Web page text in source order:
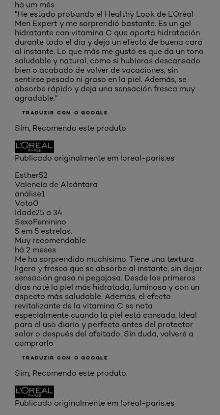
há um mês
"He estado probando el Healthy Look de L'Oréal
Men Expert y me sorprendió bastante. Es un gel
hidratante con vitamina C que aporta hidratación
durante todo el día y deja un efecto de buena cara
al instante. Lo que más me gustó es que da un tono
saludable y natural, como si hubieras descansado
bien o acabado de volver de vacaciones, sin
sentirse pesado ni graso en la piel. Además, se
absorbe rápido y deja una sensación fresca muy
agradable."
TRADUZIR COM O GOOGLE
Sim, Recomendo este produto.
Publicado originalmente em loreal-paris.es
Esther52
Valencia de Alcántara
análise1
Voto0
Idade25 a 34
SexoFeminino
5 em 5 estrelas.
Muy recomendable
há 2 meses
Me ha sorprendido muchísimo. Tiene una textura
ligera y fresca que se absorbe al instante, sin dejar
sensación grasa ni pegajosa. Desde los primeros
días noté la piel más hidratada, luminosa y con un
aspecto más saludable. Además, el efecto
revitalizante de la vitamina C se nota
especialmente cuando la piel está cansada. Ideal
para el uso diario y perfecto antes del protector
solar o después del afeitado. Sin duda, volveré a
comprarlo
TRADUZIR COM O GOOGLE
Sim, Recomendo este produto.
Publicado originalmente em loreal-paris.es